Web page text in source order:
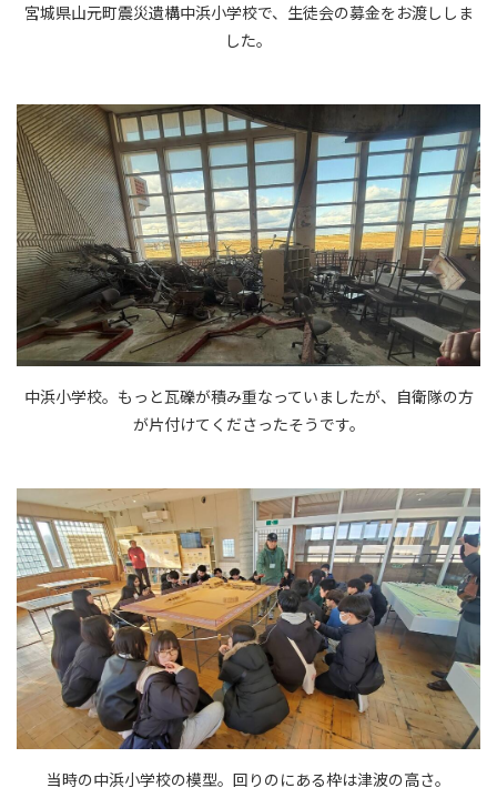
宮城県山元町震災遺構中浜小学校で、生徒会の募金をお渡ししま
した。
中浜小学校。もっと瓦礫が積み重なっていましたが、自衛隊の方
が片付けてくださったそうです。
当時の中浜小学校の模型。回りのにある枠は津波の高さ。